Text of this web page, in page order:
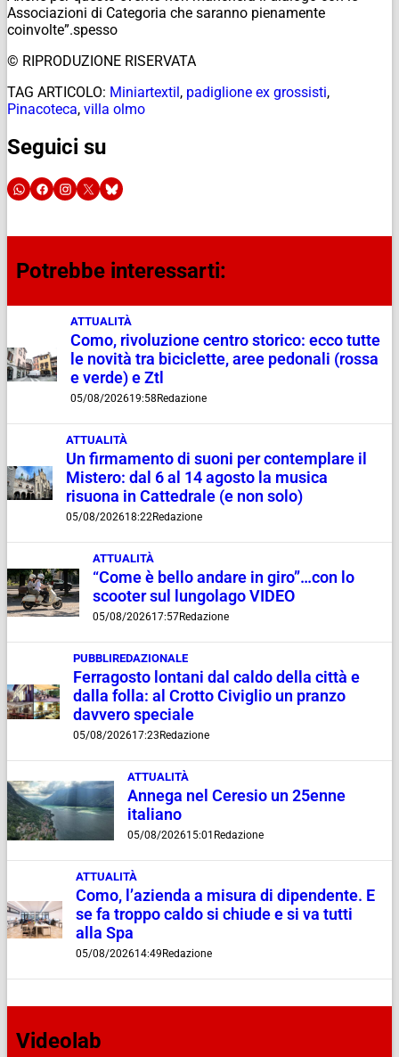
Associazioni di Categoria che saranno pienamente
coinvolte”.spesso
© RIPRODUZIONE RISERVATA
TAG ARTICOLO: Miniartextil, padiglione ex grossisti,
Pinacoteca, villa olmo
Seguici su
Potrebbe interessarti:
ATTUALITÀ
Como, rivoluzione centro storico: ecco tutte
le novità tra biciclette, aree pedonali (rossa
e verde) e Ztl
05/08/202619:58 Redazione
ATTUALITÀ
Un firmamento di suoni per contemplare il
Mistero: dal 6 al 14 agosto la musica
risuona in Cattedrale (e non solo)
05/08/202618:22Redazione
ATTUALITÀ
“Come è bello andare in giro”…con lo
scooter sul lungolago VIDEO
05/08/202617:57Redazione
PUBBLIREDAZIONALE
Ferragosto lontani dal caldo della città e
dalla folla: al Crotto Civiglio un pranzo
davvero speciale
05/08/202617:23 Redazione
ATTUALITÀ
Annega nel Ceresio un 25enne
italiano
05/08/202615:01 Redazione
ATTUALITÀ
Como, l’azienda a misura di dipendente. E
se fa troppo caldo si chiude e si va tutti
alla Spa
05/08/202614:49 Redazione
Videolab